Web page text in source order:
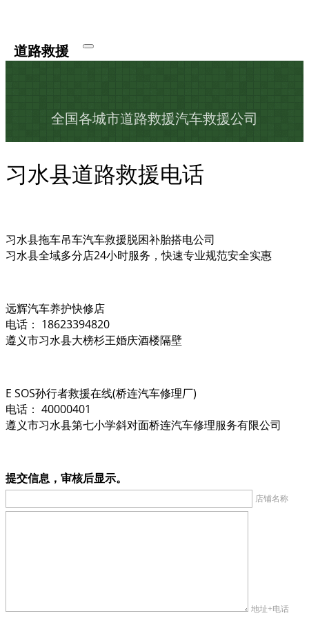
道路救援
全国各城市道路救援汽车救援公司
习水县道路救援电话
习水县拖车吊车汽车救援脱困补胎搭电公司
习水县全域多分店24小时服务，快速专业规范安全实惠
远辉汽车养护快修店
电话： 18623394820
遵义市习水县大榜杉王婚庆酒楼隔壁
E SOS孙行者救援在线(桥连汽车修理厂)
电话： 40000401
遵义市习水县第七小学斜对面桥连汽车修理服务有限公司
提交信息，审核后显示。
店铺名称
地址+电话